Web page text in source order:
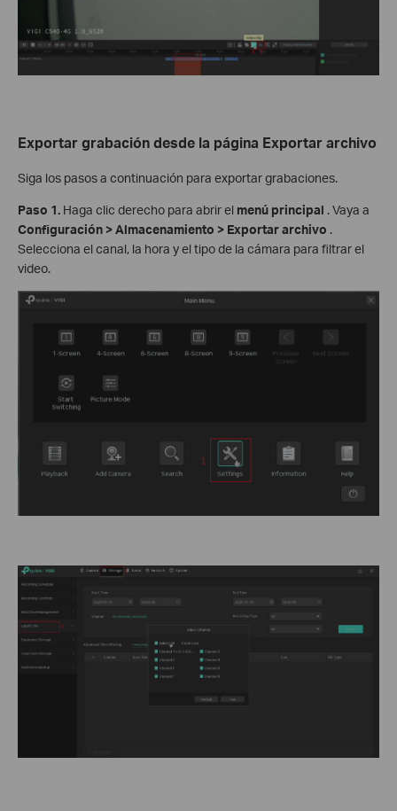
Exportar grabación desde la página Exportar archivo
Siga los pasos a continuación para exportar grabaciones.
Paso 1. Haga clic derecho para abrir el menú principal . Vaya a
Configuración > Almacenamiento > Exportar archivo .
Selecciona el canal, la hora y el tipo de la cámara para filtrar el
video.